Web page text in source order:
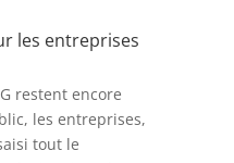
les entreprises
restent encore
les entreprises,
tout le